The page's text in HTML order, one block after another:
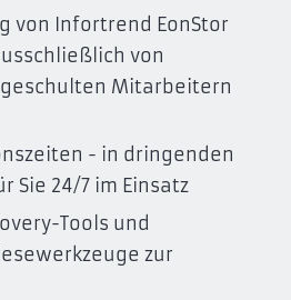
von Infortrend EonStor
von
Mitarbeitern
- in dringenden
Sie 24/7 im Einsatz
Tools und
zur